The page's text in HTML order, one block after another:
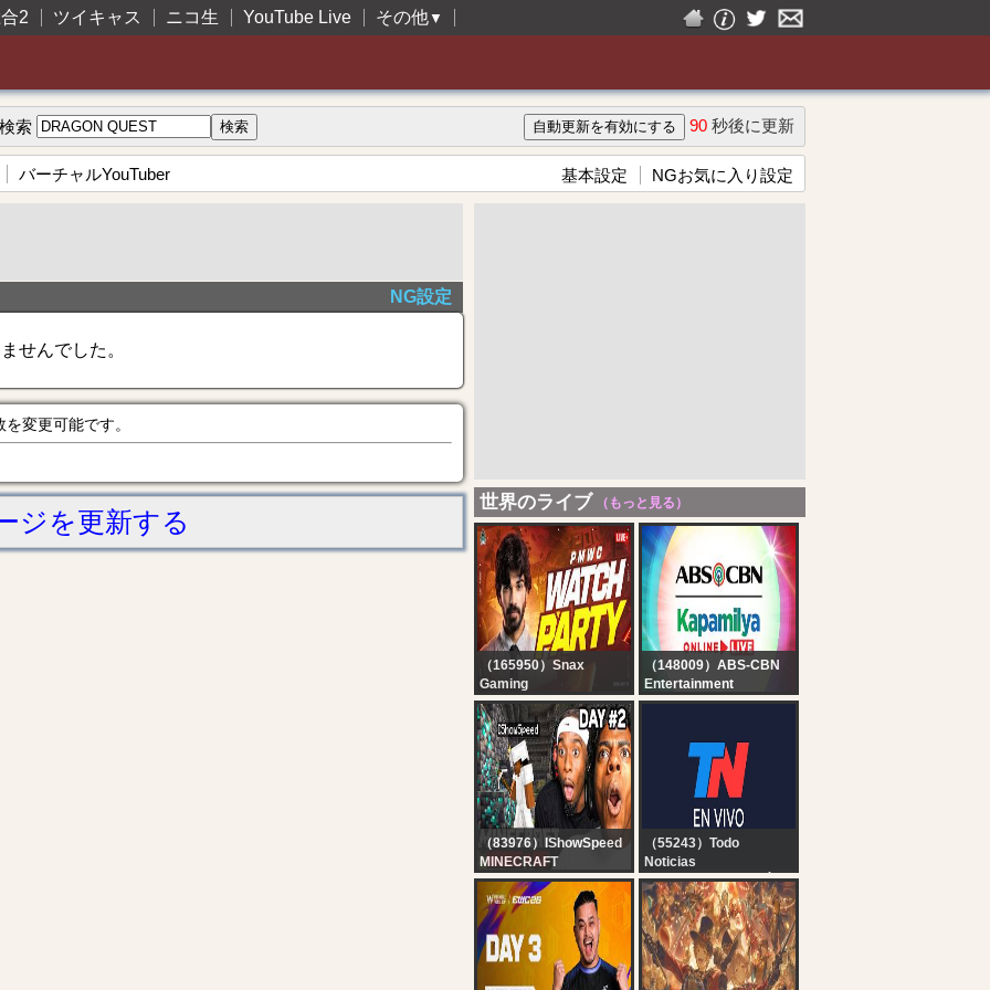
2 ツイキャス ニコ生 YouTube Live その他▼
検索 90 秒後に更新
バーチャルYouTuber 基本設定 NGお気に入り設定
NG設定
せんでした。
変更可能です。
ジを更新する
世界のライブ （もっと見る）
（165950）Snax
Gaming
PMWC at EWC GROUP
STAGE DAY 3 -
WATCHPARTY WITH
SNAX
（148009）ABS-CBN
Entertainment
Kapamilya Online Live |
（83976）IShowSpeed
MINECRAFT
HARDCORE ALL
BOSSES DAY 2 ???‍♂️ft.
KaiCenat
（55243）Todo
Noticias
TN EN VIVO - SEGUÍ LA
TRANSMISIÓN EN VIVO
DE TODO NOTICIAS